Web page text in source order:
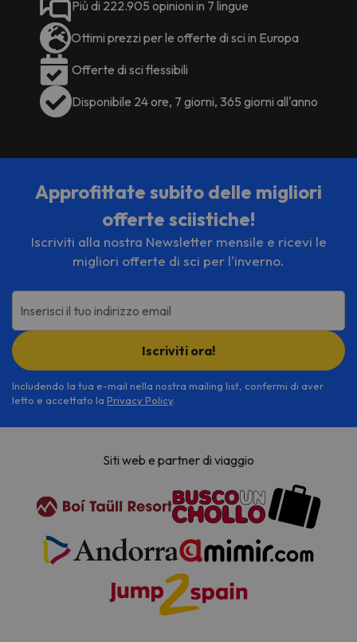
Alcuni dei servizi dettagliati
possono essere pagati. Puoi
controllare le loro tariffe
stabilimento. La struttura ricettiva
base alle esigenze. Queste
modifiche da parte della struttura
informazioni sono soggette a
ricettiva.
Più di 222.905 opinioni in 7 lingue
Ottimi prezzi per le offerte di sci in Europa
Offerte di sci flessibili
Disponibile 24 ore, 7 giorni, 365 giorni all'anno
Approfittate subito delle migliori
offerte sciistiche!
Iscriviti alla nostra Newsletter mensile e ricevi le
migliori offerte di sci per l'inverno.
Inserisci il tuo indirizzo email
Iscriviti ora!
Includendo la tua e-mail nella nostra mailing list, confermi di aver
letto e accettato la Privacy Policy.
Siti web e partner di viaggio